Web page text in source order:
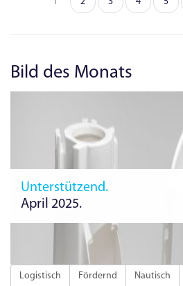
Seitennummerierung
Bild des Monats
Unterstützend.
April 2025.
Logistisch Fördernd Nautisch